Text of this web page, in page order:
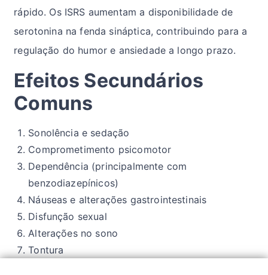
rápido. Os ISRS aumentam a disponibilidade de
serotonina na fenda sináptica, contribuindo para a
regulação do humor e ansiedade a longo prazo.
Efeitos Secundários
Comuns
Sonolência e sedação
Comprometimento psicomotor
Dependência (principalmente com
benzodiazepínicos)
Náuseas e alterações gastrointestinais
Disfunção sexual
Alterações no sono
Tontura